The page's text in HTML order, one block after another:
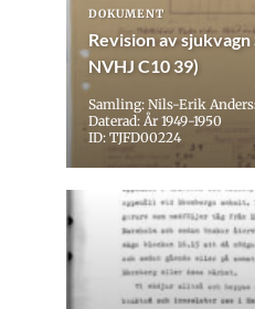
DOKUMENT
Revision av sjukvagn
NVHJ C10 39)
Samling: Nils-Erik
Daterad: År 1949-1950
ID: TJFD00224